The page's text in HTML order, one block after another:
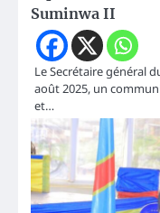
Suminwa II
Le Secrétaire général
août 2025, un
et…